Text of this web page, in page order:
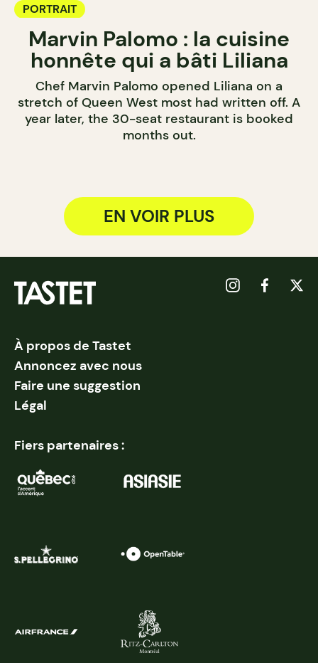
PORTRAIT
Marvin Palomo : la cuisine
honnête qui a bâti Liliana
Chef Marvin Palomo opened Liliana on a
stretch of Queen West most had written off. A
year later, the 30-seat restaurant is booked
months out.
EN VOIR PLUS
À propos de Tastet
Annoncez avec nous
Faire une suggestion
Légal
Fiers partenaires :